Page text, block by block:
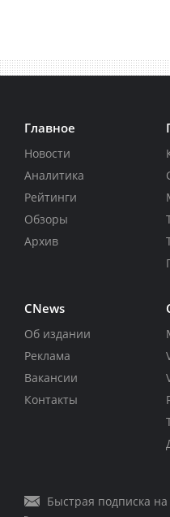
Главное
Новости
Аналитика
Рейтинги
Обзоры
Архив
CNews
Об издании
Реклама
Вакансии
Контакты
Быстрая подписка на